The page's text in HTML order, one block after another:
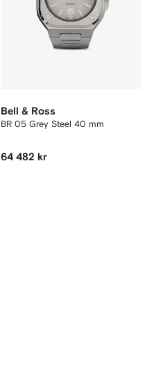
Bell & Ross
BR 05 Grey Steel 40 mm
64 482 kr